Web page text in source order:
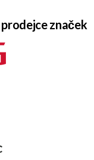
značek